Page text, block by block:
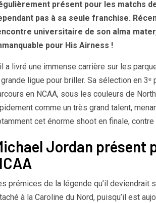
présent pour les matchs
pas à sa seule franchise.
universitaire de son alma
pour His Airness !
a livré une immense carrière sur les
grande ligue pour briller. Sa sélection en
en NCAA, sous les couleurs de
comme un très grand talent,
cet énorme shoot en finale, contre
Jordan présent
prémices de la légende qu’il
à la Caroline du Nord, puisqu’il est